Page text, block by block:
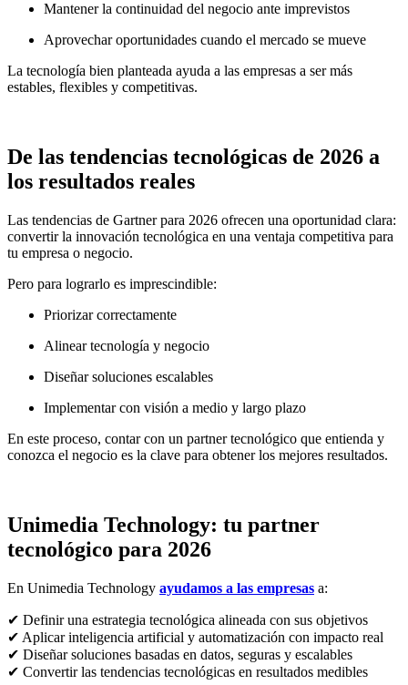
Mantener la continuidad del negocio ante imprevistos
Aprovechar oportunidades cuando el mercado se mueve
La tecnología bien planteada ayuda a las empresas a ser más
estables, flexibles y competitivas.
De las tendencias tecnológicas de 2026 a
los resultados reales
Las tendencias de Gartner para 2026 ofrecen una oportunidad clara:
convertir la innovación tecnológica en una ventaja competitiva para
tu empresa o negocio.
Pero para lograrlo es imprescindible:
Priorizar correctamente
Alinear tecnología y negocio
Diseñar soluciones escalables
Implementar con visión a medio y largo plazo
En este proceso, contar con un partner tecnológico que entienda y
conozca el negocio es la clave para obtener los mejores resultados.
Unimedia Technology: tu partner
tecnológico para 2026
En Unimedia Technology ayudamos a las empresas a:
✔ Definir una estrategia tecnológica alineada con sus objetivos
✔ Aplicar inteligencia artificial y automatización con impacto real
✔ Diseñar soluciones basadas en datos, seguras y escalables
✔ Convertir las tendencias tecnológicas en resultados medibles